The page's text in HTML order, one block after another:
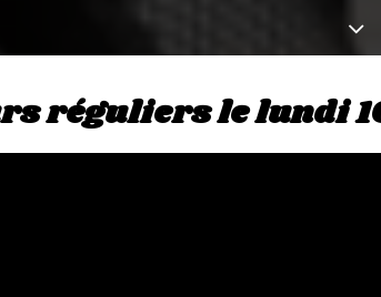
réguliers le lundi